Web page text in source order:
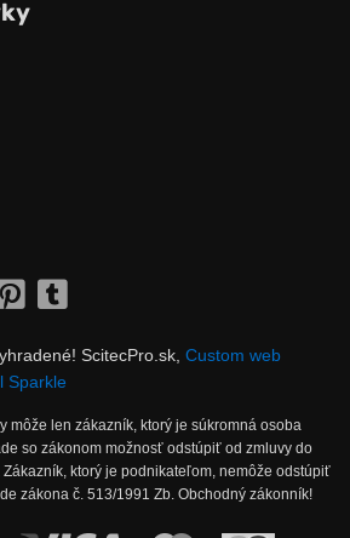
Pinterest
ScitecPro.sk, Custom web
Sparkle
môže len zákazník, ktorý je súkromná osoba
so zákonom možnosť odstúpiť od zmluvy do
ktorý je podnikateľom, nemôže odstúpiť
zákona č. 513/1991 Zb. Obchodný zákonník!